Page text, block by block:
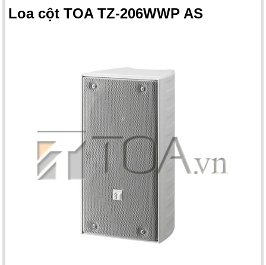
Loa cột TOA TZ-206WWP AS